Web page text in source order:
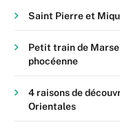
Saint Pierre et
Petit train de
phocéenne
4 raisons de
Orientales